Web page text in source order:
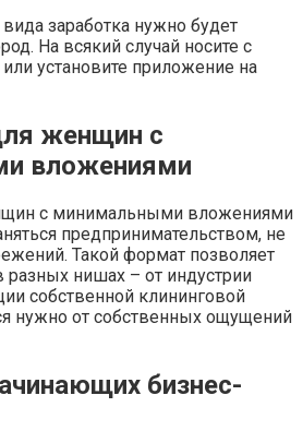
заработка нужно будет
На всякий случай носите с
установите приложение на
женщин с
вложениями
с минимальными вложениями
предпринимательством, не
Такой формат позволяет
разных нишах – от индустрии
собственной клининговой
нужно от собственных ощущений
бизнес-